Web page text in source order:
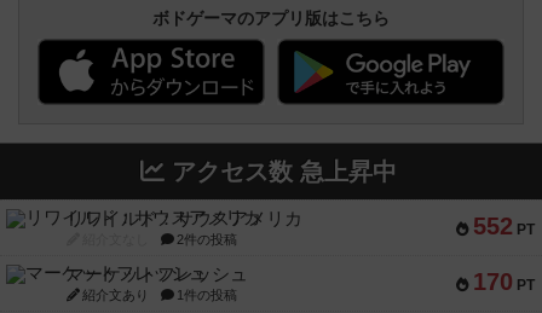
ボドゲーマのアプリ版はこちら
アクセス数 急上昇中
552 PT
リワイルド：サウスアメリカ
2件の投稿
170 PT
マーケットフレッシュ
紹介文あり 1件の投稿